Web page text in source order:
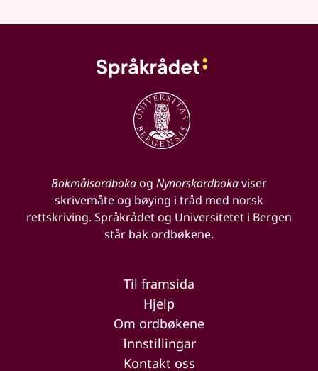
Bokmålsordbokaog Nynorskordbokaviser
skrivemåte og bøying i tråd med norsk
rettskriving. Språkrådet og Universitetet i Bergen
står bak ordbøkene.
Til framsida
Hjelp
Om ordbøkene
Innstillingar
Kontakt oss